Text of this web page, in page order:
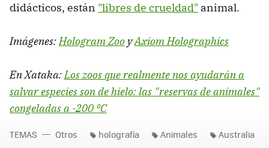
didácticos, están "libres de crueldad" animal.
Imágenes:Hologram Zoo yAxiom Holographics
En Xataka:Los zoos que realmente nos ayudarán a
salvar especies son de hielo: las "reservas de animales"
congeladas a -200 ºC
TEMAS Otros holografía Animales Australia